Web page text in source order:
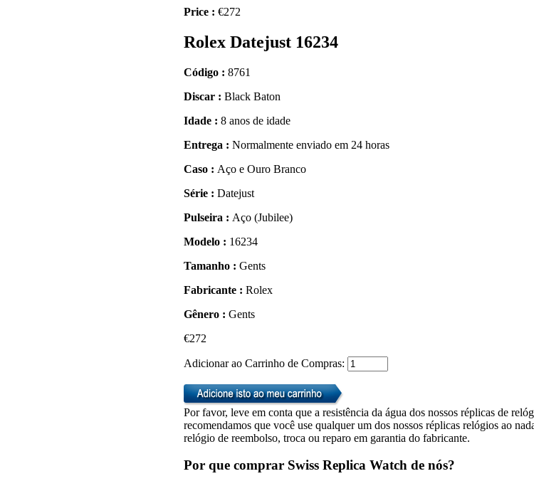
Price : €272
Rolex Datejust 16234
Código : 8761
Discar : Black Baton
Idade : 8 anos de idade
Entrega : Normalmente enviado em 24 horas
Caso : Aço e Ouro Branco
Série : Datejust
Pulseira : Aço (Jubilee)
Modelo : 16234
Tamanho : Gents
Fabricante : Rolex
Gênero : Gents
€272
Adicionar ao Carrinho de Compras:
Por favor, leve em conta que a resistência da água dos nossos réplicas de
recomendamos que você use qualquer um dos nossos réplicas relógios ao
relógio de reembolso, troca ou reparo em garantia do fabricante.
Por que comprar Swiss Replica Watch de nós?